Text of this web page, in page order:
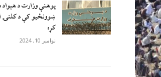
پوهنې وزارت د
ښوونځيو کې د کلنۍ
کړه
نوامبر 10, 2024